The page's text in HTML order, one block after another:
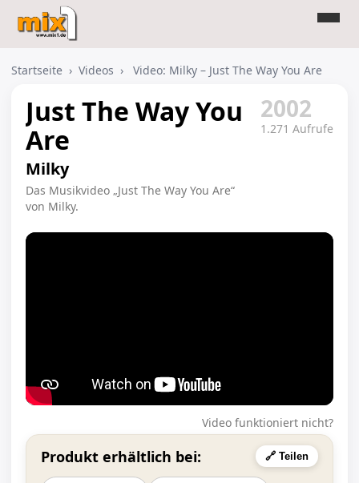
Startseite › Videos › Video: Milky – Just The Way You Are
Just The Way You
Are
Milky
Das Musikvideo „Just The Way You Are“
von Milky.
2002
1.271 Aufrufe
Video funktioniert nicht?
Produkt erhältlich bei: 🔗 Teilen